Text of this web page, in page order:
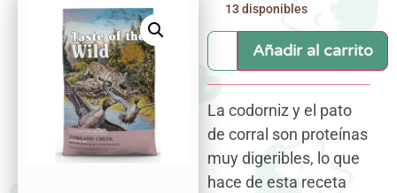
13 disponibles
Añadir al carrito
La codorniz y el pato
de corral son proteínas
muy digeribles, lo que
hace de esta receta